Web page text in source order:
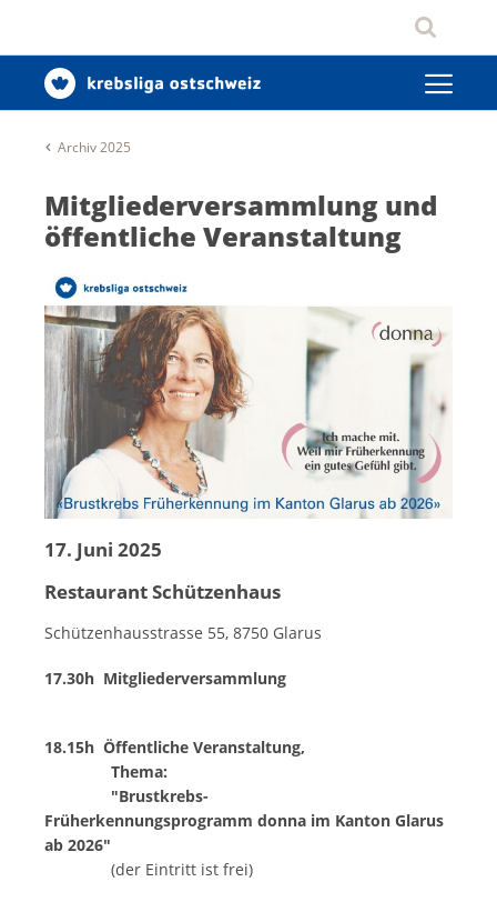
Archiv 2025
Mitgliederversammlung und
öffentliche Veranstaltung
17. Juni 2025
Restaurant Schützenhaus
Schützenhausstrasse 55, 8750 Glarus
17.30h Mitgliederversammlung
18.15h Öffentliche Veranstaltung,
Thema:
"Brustkrebs-
Früherkennungsprogramm donna im Kanton Glarus
ab 2026"
(der Eintritt ist frei)